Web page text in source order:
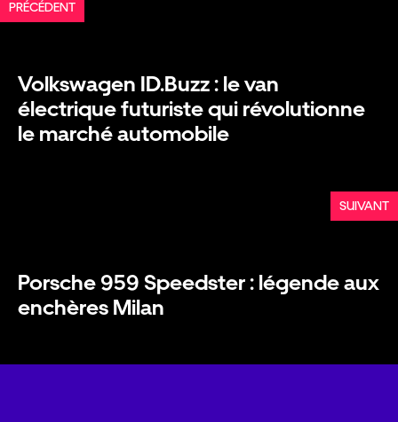
PRÉCÉDENT
Volkswagen ID.Buzz : le van
électrique futuriste qui révolutionne
le marché automobile
SUIVANT
Porsche 959 Speedster : légende aux
enchères Milan